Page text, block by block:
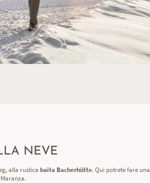
NEVE
alla rustica baita Bacherhütte. Qui potrete fare una